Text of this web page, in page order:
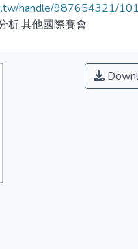
handle/987654321/
析;其他國際賽會